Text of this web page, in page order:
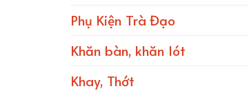
Phụ Kiện Trà Đạo
Khăn bàn, khăn lót
Khay, Thớt